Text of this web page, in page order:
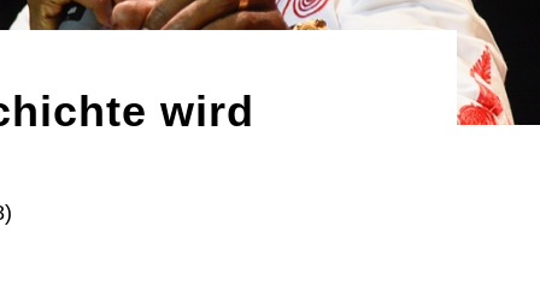
wird